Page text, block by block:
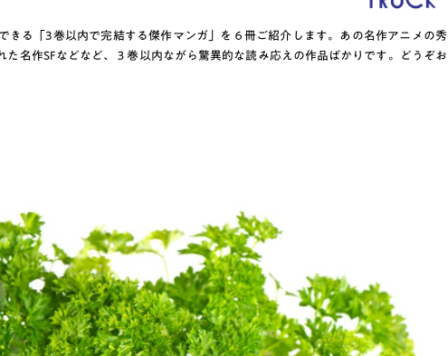
きる「3巻以内で完結する傑作マンガ」を６冊ご紹介します。あの名作アニメの秀
名作SFなどなど、３巻以内ながら驚異的な読み応えの作品ばかりです。どうぞお